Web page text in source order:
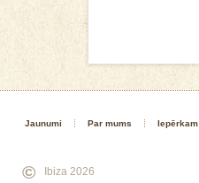
Jaunumi Par mums Iepērkam
© Ibiza 2026